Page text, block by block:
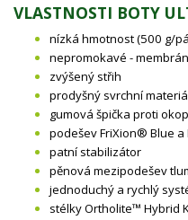
VLASTNOSTI BOTY
nízká hmotnost (500 g/
nepromokavé -
zvýšený střih
prodyšný svrchní
gumová špička proti
podešev FriXion® Blue a
patní stabilizátor
pěnová mezipodešev
jednoduchý a rychlý
stélky Ortholite™ Hybrid